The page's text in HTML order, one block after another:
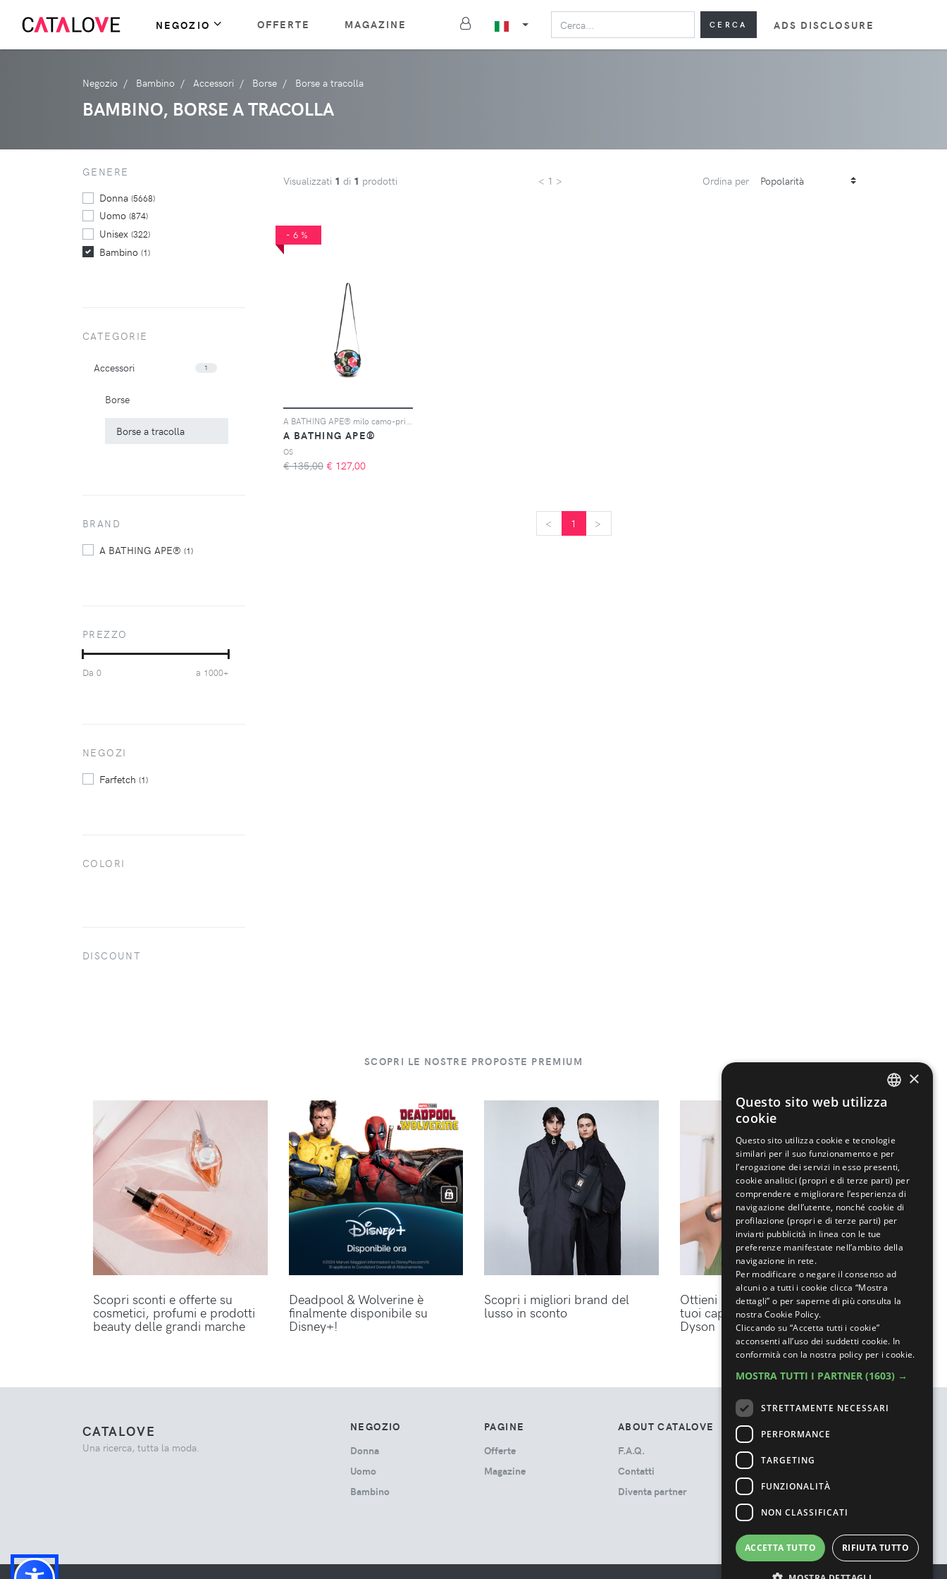
NEGOZIO OFFERTE MAGAZINE CERCA ADS DISCLOSURE
Negozio Bambino Accessori Borse Borse a tracolla
BAMBINO, BORSE A TRACOLLA
Visualizzati 1 di 1 prodotti < 1 > Ordina per
-6%
A BATHING APE® milo camo-print messenger bag - Nero
A BATHING APE®
OS
€ 135,00 € 127,00
< 1 >
GENERE
Donna (5668)
Uomo (874)
Unisex (322)
Bambino (1)
CATEGORIE
Accessori 1
Borse
Borse a tracolla
BRAND
A BATHING APE® (1)
PREZZO
Da 0 a 1000+
NEGOZI
Farfetch (1)
COLORI
DISCOUNT
SCOPRI LE NOSTRE PROPOSTE PREMIUM
Scopri sconti e offerte su
cosmetici, profumi e prodotti
beauty delle grandi marche
Deadpool & Wolverine è
finalmente disponibile su
Disney+!
Scopri i migliori brand del
lusso in sconto
Ottieni lo styling perfetto per i
tuoi capelli con gli accessori
Dyson
CATALOVE
Una ricerca, tutta la moda.
NEGOZIO
Donna
Uomo
Bambino
PAGINE
Offerte
Magazine
ABOUT CATALOVE
F.A.Q.
Contatti
Diventa partner
TOS
Privacy Policy
Termini e Condizioni
Cookie Policy
Ads Disclosure
×
Questo sito web utilizza
cookie
Questo sito utilizza cookie e tecnologie
similari per il suo funzionamento e per
l’erogazione dei servizi in esso presenti,
cookie analitici (propri e di terze parti) per
comprendere e migliorare l’esperienza di
navigazione dell’utente, nonché cookie di
profilazione (propri e di terze parti) per
inviarti pubblicità in linea con le tue
preferenze manifestate nell’ambito della
navigazione in rete.
Per modificare o negare il consenso ad
alcuni o a tutti i cookie clicca “Mostra
dettagli” o per saperne di più consulta la
nostra Cookie Policy.
Cliccando su “Accetta tutti i cookie”
acconsenti all’uso dei suddetti cookie. In
conformità con la nostra policy per i cookie.
MOSTRA TUTTI I PARTNER (1603) →
STRETTAMENTE NECESSARI
PERFORMANCE
TARGETING
FUNZIONALITÀ
NON CLASSIFICATI
ACCETTA TUTTO RIFIUTA TUTTO